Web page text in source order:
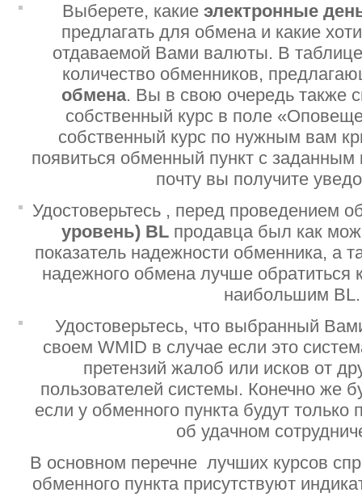
Выберете, какие электронные
предлагать для обмена и какие
отдаваемой Вами валюты. В таблице
количество обменников,
обмена. Вы в свою очередь также
собственный курс в поле
собственный курс по нужным вам
появиться обменный пункт с заданным
почту вы получите
Удостоверьтесь , перед проведением
уровень) BL продавца был как
показатель надежности обменника, а
надежного обмена лучше
наибольшим BL.
Удостоверьтесь, что выбранный
своем WMID в случае если это
претензий жалоб или исков от
пользователей системы. Конечно же
если у обменного пункта будут
об удачном
В основном перечне лучших курсов
обменного пункта присутствуют